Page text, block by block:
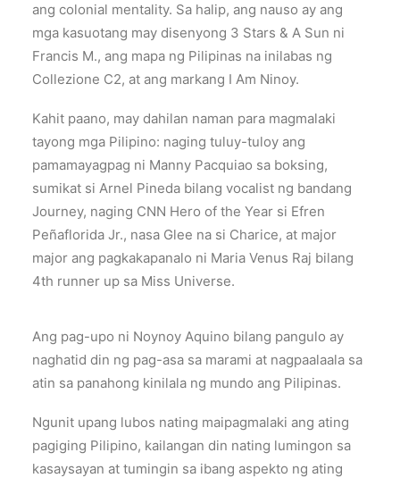
ang colonial mentality. Sa halip, ang nauso ay ang
mga kasuotang may disenyong 3 Stars & A Sun ni
Francis M., ang mapa ng Pilipinas na inilabas ng
Collezione C2, at ang markang I Am Ninoy.
Kahit paano, may dahilan naman para magmalaki
tayong mga Pilipino: naging tuluy-tuloy ang
pamamayagpag ni Manny Pacquiao sa boksing,
sumikat si Arnel Pineda bilang vocalist ng bandang
Journey, naging CNN Hero of the Year si Efren
Peñaflorida Jr., nasa Glee na si Charice, at major
major ang pagkakapanalo ni Maria Venus Raj bilang
4th runner up sa Miss Universe.
Ang pag-upo ni Noynoy Aquino bilang pangulo ay
naghatid din ng pag-asa sa marami at nagpaalaala sa
atin sa panahong kinilala ng mundo ang Pilipinas.
Ngunit upang lubos nating maipagmalaki ang ating
pagiging Pilipino, kailangan din nating lumingon sa
kasaysayan at tumingin sa ibang aspekto ng ating